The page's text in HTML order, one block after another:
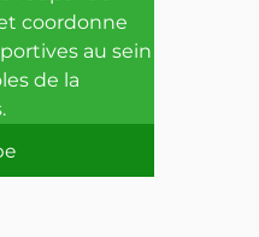
e
coordonne
au sein
de la